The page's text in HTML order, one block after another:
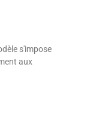
s'impose
aux